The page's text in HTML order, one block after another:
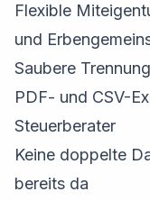
Flexible
und
Saubere
PDF- und CSV-
Steuerberater
Keine doppelte
bereits da